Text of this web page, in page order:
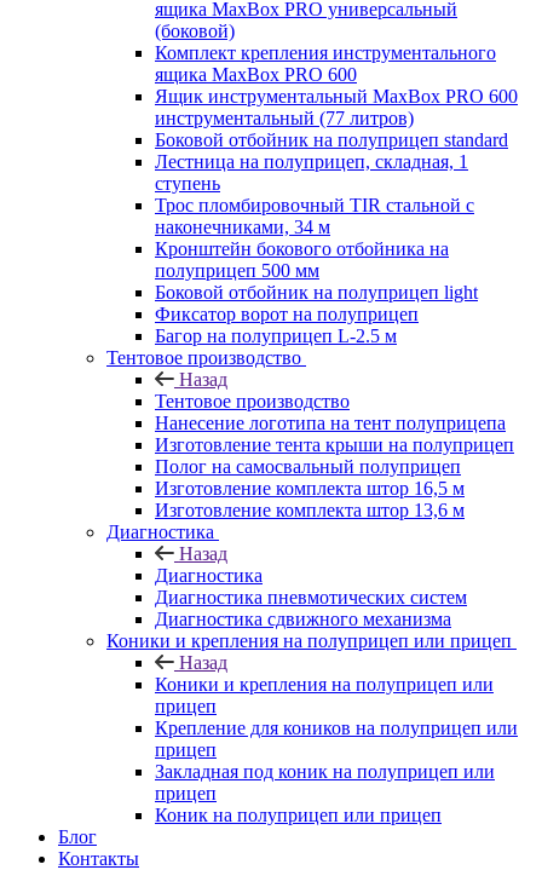
ящика MaxBox PRO универсальный
(боковой)
Комплект крепления инструментального
ящика MaxBox PRO 600
Ящик инструментальный MaxBox PRO 600
инструментальный (77 литров)
Боковой отбойник на полуприцеп standard
Лестница на полуприцеп, складная, 1
ступень
Трос пломбировочный TIR стальной с
наконечниками, 34 м
Кронштейн бокового отбойника на
полуприцеп 500 мм
Боковой отбойник на полуприцеп light
Фиксатор ворот на полуприцеп
Багор на полуприцеп L-2.5 м
Тентовое производство
Назад
Тентовое производство
Нанесение логотипа на тент полуприцепа
Изготовление тента крыши на полуприцеп
Полог на самосвальный полуприцеп
Изготовление комплекта штор 16,5 м
Изготовление комплекта штор 13,6 м
Диагностика
Назад
Диагностика
Диагностика пневмотических систем
Диагностика сдвижного механизма
Коники и крепления на полуприцеп или прицеп
Назад
Коники и крепления на полуприцеп или
прицеп
Крепление для коников на полуприцеп или
прицеп
Закладная под коник на полуприцеп или
прицеп
Коник на полуприцеп или прицеп
Блог
Контакты